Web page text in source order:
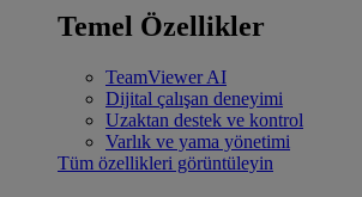
Temel Özellikler
TeamViewer AI
Dijital çalışan deneyimi
Uzaktan destek ve kontrol
Varlık ve yama yönetimi
Tüm özellikleri görüntüleyin